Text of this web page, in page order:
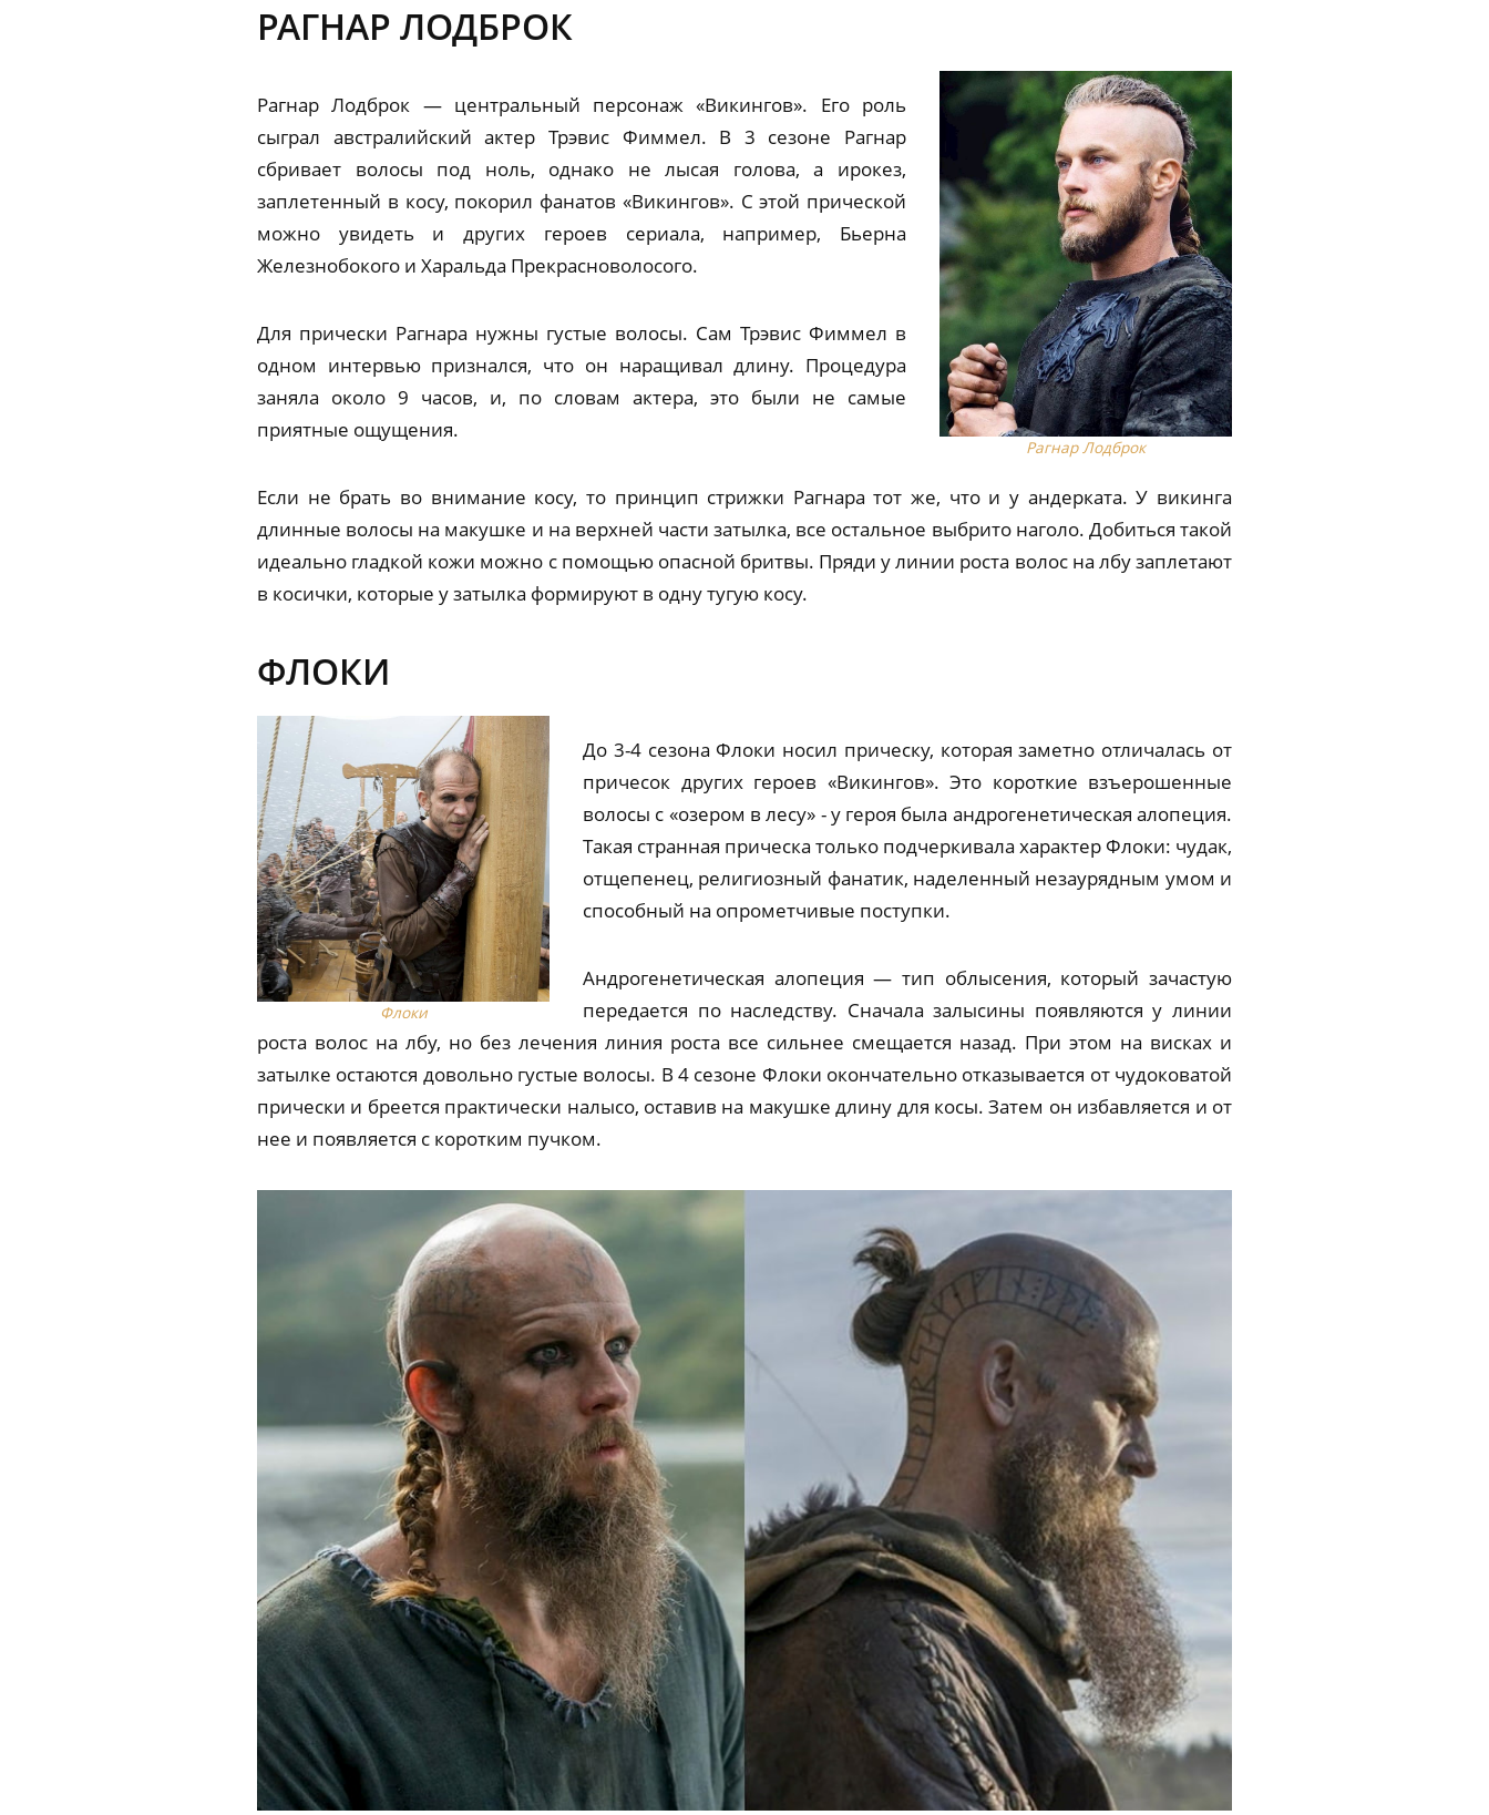
РАГНАР ЛОДБРОК
Рагнар Лодброк
Рагнар Лодброк — центральный персонаж «Викингов». Его роль
сыграл австралийский актер Трэвис Фиммел. В 3 сезоне Рагнар
сбривает волосы под ноль, однако не лысая голова, а ирокез,
заплетенный в косу, покорил фанатов «Викингов». С этой прической
можно увидеть и других героев сериала, например, Бьерна
Железнобокого и Харальда Прекрасноволосого.
Для прически Рагнара нужны густые волосы. Сам Трэвис Фиммел в
одном интервью признался, что он наращивал длину. Процедура
заняла около 9 часов, и, по словам актера, это были не самые
приятные ощущения.
Если не брать во внимание косу, то принцип стрижки Рагнара тот же, что и у андерката. У викинга
длинные волосы на макушке и на верхней части затылка, все остальное выбрито наголо. Добиться такой
идеально гладкой кожи можно с помощью опасной бритвы. Пряди у линии роста волос на лбу заплетают
в косички, которые у затылка формируют в одну тугую косу.
ФЛОКИ
Флоки
До 3-4 сезона Флоки носил прическу, которая заметно отличалась от
причесок других героев «Викингов». Это короткие взъерошенные
волосы с «озером в лесу» - у героя была андрогенетическая алопеция.
Такая странная прическа только подчеркивала характер Флоки: чудак,
отщепенец, религиозный фанатик, наделенный незаурядным умом и
способный на опрометчивые поступки.
Андрогенетическая алопеция — тип облысения, который зачастую
передается по наследству. Сначала залысины появляются у линии
роста волос на лбу, но без лечения линия роста все сильнее смещается назад. При этом на висках и
затылке остаются довольно густые волосы. В 4 сезоне Флоки окончательно отказывается от чудоковатой
прически и бреется практически налысо, оставив на макушке длину для косы. Затем он избавляется и от
нее и появляется с коротким пучком.